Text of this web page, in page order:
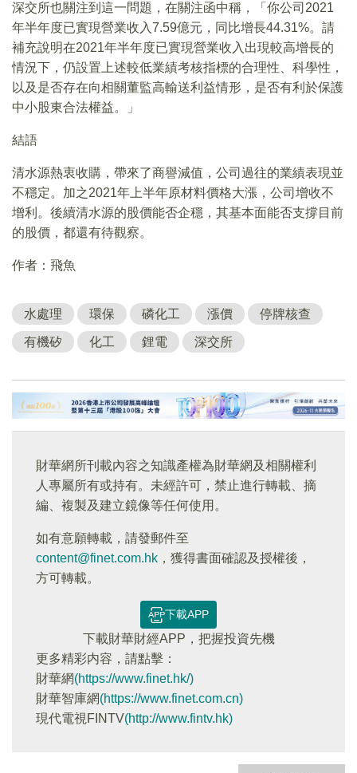
深交所也關注到這一問題，在關注函中稱，「你公司2021
年半年度已實現營業收入7.59億元，同比增長44.31%。請
補充說明在2021年半年度已實現營業收入出現較高增長的
情況下，仍設置上述較低業績考核指標的合理性、科學性，
以及是否存在向相關董監高輸送利益情形，是否有利於保護
中小股東合法權益。」
結語
清水源熱衷收購，帶來了商譽減值，公司過往的業績表現並
不穩定。加之2021年上半年原材料價格大漲，公司增收不
增利。後續清水源的股價能否企穩，其基本面能否支撐目前
的股價，都還有待觀察。
作者：飛魚
水處理 環保 磷化工 漲價 停牌核查
有機矽 化工 鋰電 深交所
財華網所刊載內容之知識產權為財華網及相關權利
人專屬所有或持有。未經許可，禁止進行轉載、摘
編、複製及建立鏡像等任何使用。
如有意願轉載，請發郵件至
content@finet.com.hk ，獲得書面確認及授權後，
方可轉載。
下載APP
下載財華財經APP，把握投資先機
更多精彩内容，請點擊：
財華網(https://www.finet.hk/)
財華智庫網(https://www.finet.com.cn)
現代電視FINTV(http://www.fintv.hk)